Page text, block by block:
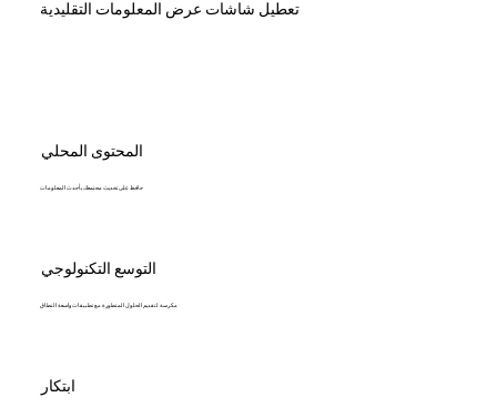
حافظ على تحديث مجتمعك بأحدث المعلومات
المحتوى المحلي
مكرسة لتقديم الحلول المتطورة مع تطبيقات واسعة النطاق
التوسع التكنولوجي
ابتكار
تعطيل شاشات عرض المعلومات التقليدية